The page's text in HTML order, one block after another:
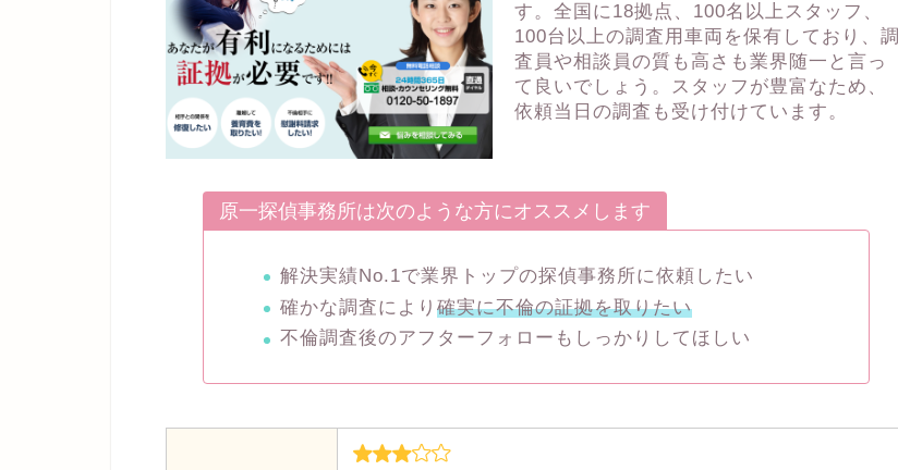
す。全国に18拠点、100名以上スタッフ、
100台以上の調査用車両を保有しており、調
査員や相談員の質も高さも業界随一と言っ
て良いでしょう。スタッフが豊富なため、
依頼当日の調査も受け付けています。
原一探偵事務所は次のような方にオススメします
解決実績No.1で業界トップの探偵事務所に依頼したい
確かな調査により 確実に不倫の証拠を取りたい
不倫調査後のアフターフォローもしっかりしてほしい